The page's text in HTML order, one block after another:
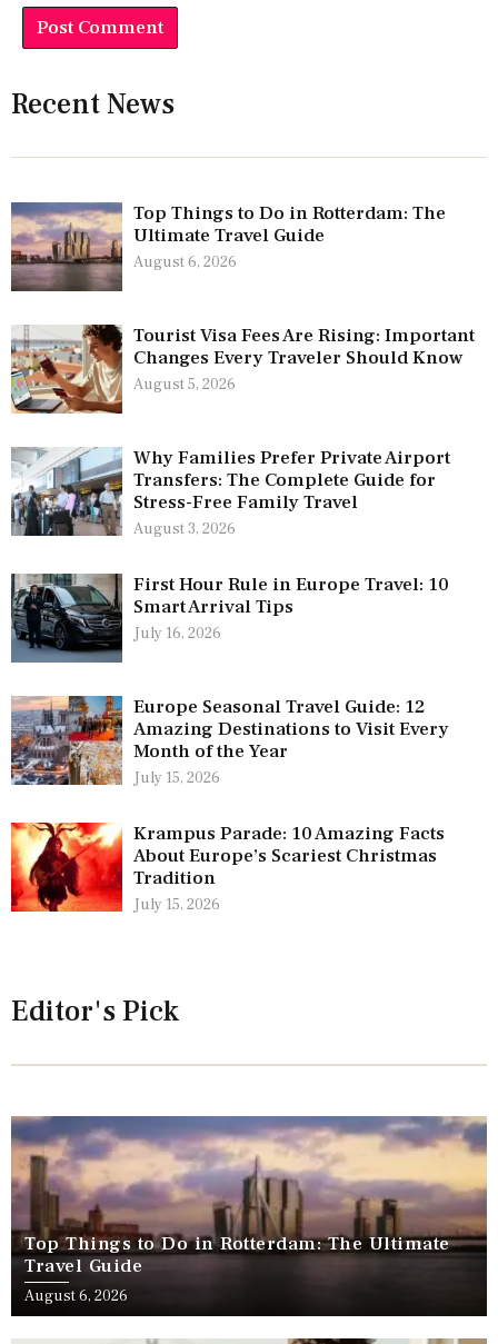
Recent News
Top Things to Do in Rotterdam: The
Ultimate Travel Guide
August 6, 2026
Tourist Visa Fees Are Rising: Important
Changes Every Traveler Should Know
August 5, 2026
Why Families Prefer Private Airport
Transfers: The Complete Guide for
Stress-Free Family Travel
August 3, 2026
First Hour Rule in Europe Travel: 10
Smart Arrival Tips
July 16, 2026
Europe Seasonal Travel Guide: 12
Amazing Destinations to Visit Every
Month of the Year
July 15, 2026
Krampus Parade: 10 Amazing Facts
About Europe’s Scariest Christmas
Tradition
July 15, 2026
Editor's Pick
Top Things to Do in Rotterdam: The Ultimate
Travel Guide
August 6, 2026